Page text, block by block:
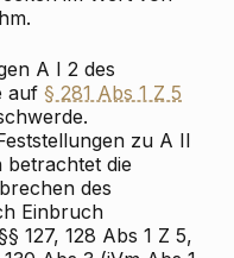
A I 2 des
auf § 281 Abs 1 Z 5
zu A II
die
des
Einbruch
127, 128 Abs 1 Z 5,